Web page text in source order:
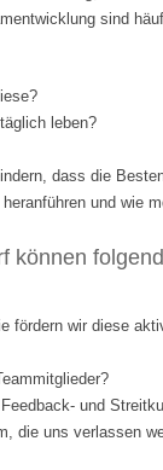
sind
leben?
dass die
und wie
können
fördern wir diese
und
die uns verlassen